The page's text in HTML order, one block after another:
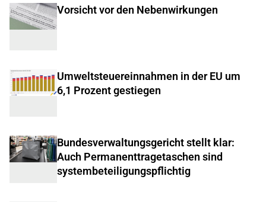
Vorsicht vor den Nebenwirkungen
Umweltsteuereinnahmen in der EU um
6,1 Prozent gestiegen
Bundesverwaltungsgericht stellt klar:
Auch Permanenttragetaschen sind
systembeteiligungspflichtig